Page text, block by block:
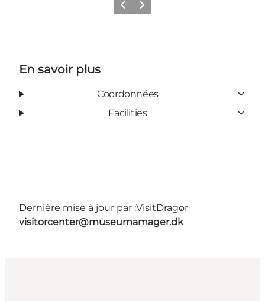
PrécédentSuivant
En savoir plus
Coordonnées
Facilities
Dernière mise à jour par :VisitDragør
visitorcenter@museumamager.dk